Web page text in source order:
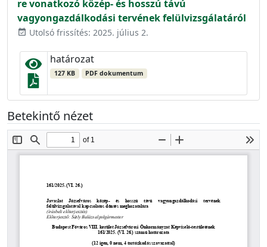
re vonatkozó közép- és hosszú távú
vagyongazdálkodási tervének felülvizsgálatáról
event_available Utolsó frissítés: 2025. július 2.
határozat
127 KB PDF dokumentum
Betekintő nézet